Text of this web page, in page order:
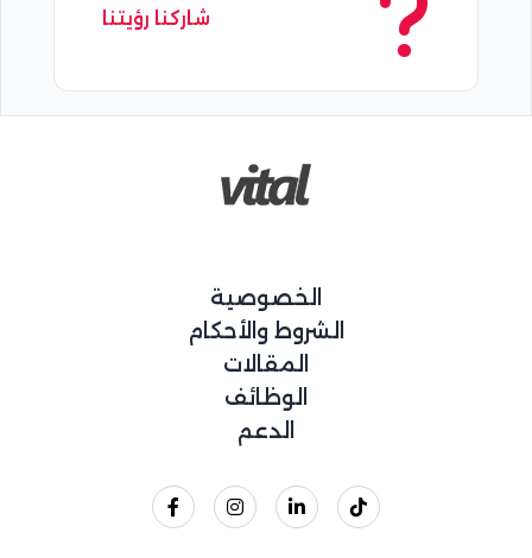
شاركنا رؤيتنا
الخصوصية
الشروط والأحكام
المقالات
الوظائف
الدعم